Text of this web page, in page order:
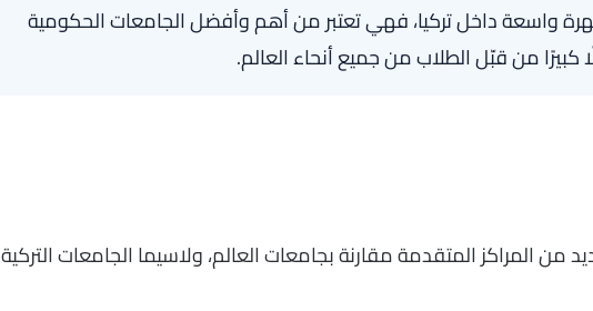
واسعة داخل تركيا، فهي تعتبر من أهم وأفضل الجامعات الحكومية
كبيرًا من قبّل الطلاب من جميع أنحاء العالم.
المراكز المتقدمة مقارنة بجامعات العالم، ولاسيما الجامعات التركية